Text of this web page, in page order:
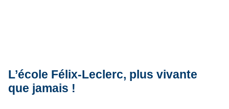
L’école Félix-Leclerc, plus vivante
que jamais !